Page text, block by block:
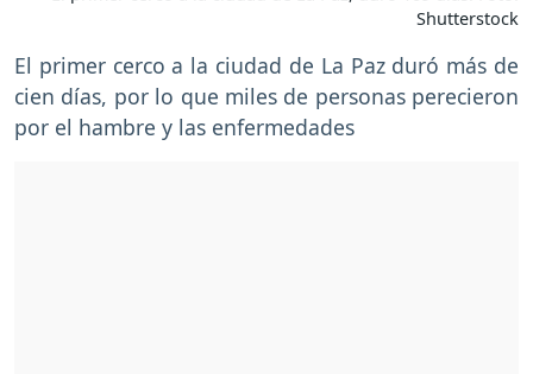
Shutterstock
El primer cerco a la ciudad de La Paz duró más de
cien días, por lo que miles de personas perecieron
por el hambre y las enfermedades